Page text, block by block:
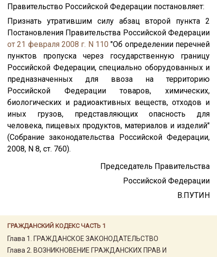
ГРАЖДАНСКИЙ КОДЕКС ЧАСТЬ 1
Глава 1. ГРАЖДАНСКОЕ ЗАКОНОДАТЕЛЬСТВО
Глава 2. ВОЗНИКНОВЕНИЕ ГРАЖДАНСКИХ ПРАВ И
Правительство Российской Федерации постановляет:
Признать утратившим силу абзац второй пункта 2
Постановления Правительства Российской Федерации
от 21 февраля 2008 г. N 110 "Об определении перечней
пунктов пропуска через государственную границу
Российской Федерации, специально оборудованных и
предназначенных для ввоза на территорию
Российской Федерации товаров, химических,
биологических и радиоактивных веществ, отходов и
иных грузов, представляющих опасность для
человека, пищевых продуктов, материалов и изделий"
(Собрание законодательства Российской Федерации,
2008, N 8, ст. 760).
Председатель Правительства
Российской Федерации
В.ПУТИН